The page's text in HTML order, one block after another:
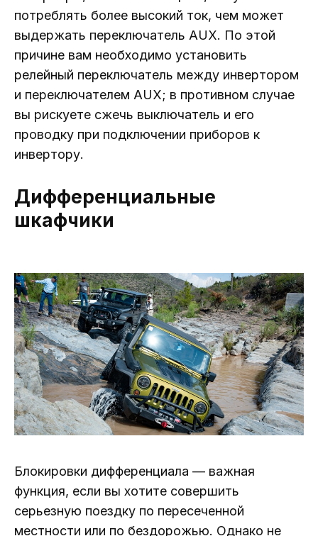
потреблять более высокий ток, чем может
выдержать переключатель AUX. По этой
причине вам необходимо установить
релейный переключатель между инвертором
и переключателем AUX; в противном случае
вы рискуете сжечь выключатель и его
проводку при подключении приборов к
инвертору.
Дифференциальные
шкафчики
Блокировки дифференциала — важная
функция, если вы хотите совершить
серьезную поездку по пересеченной
местности или по бездорожью. Однако не